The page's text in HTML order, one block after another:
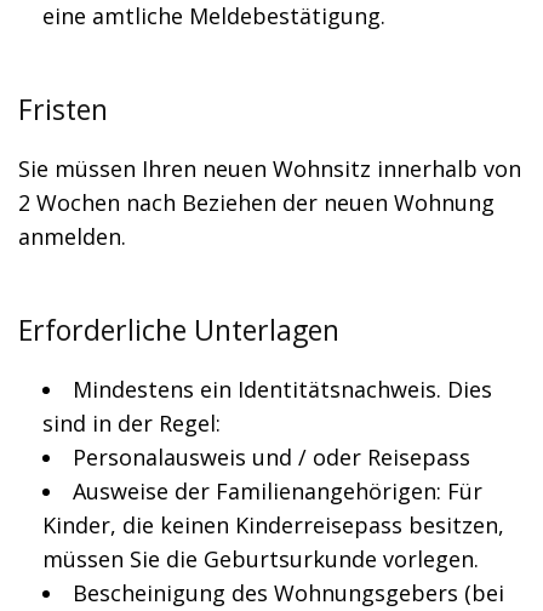
eine amtliche Meldebestätigung.
Fristen
Sie müssen Ihren neuen Wohnsitz innerhalb von
2 Wochen nach Beziehen der neuen Wohnung
anmelden.
Erforderliche Unterlagen
Mindestens ein Identitätsnachweis. Dies
sind in der Regel:
Personalausweis und / oder Reisepass
Ausweise der Familienangehörigen: Für
Kinder, die keinen Kinderreisepass besitzen,
müssen Sie die Geburtsurkunde vorlegen.
Bescheinigung des Wohnungsgebers (bei